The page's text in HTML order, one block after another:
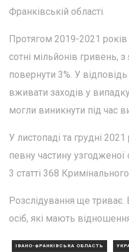
Франківській області.
Протягом 2019-2021
сотні мільйонів гривень,
повернути 3%. У
вживати заходів у
могли виникнути під час
У листопаді та грудні
певну частину узгодженої
3 статті 368
Розслідування ще
осіб, які мають
ІВАНО-ФРАНКІВСЬКА ОБЛАСТЬ